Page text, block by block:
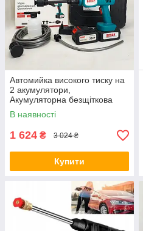
Автомийка високого тиску на
2 акумулятори,
Акумуляторна безщіткова
мийка, Мийка автомобіля
вдома TL-64
В наявності
1 624 ₴ 3 024 ₴
Купити